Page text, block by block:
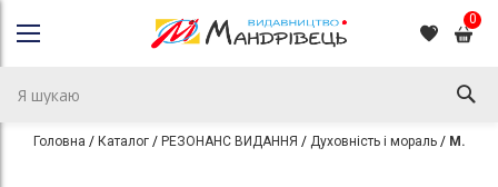
0
Головна Каталог РЕЗОНАНС ВИДАННЯ Духовність і мораль Мій записник мудрих рішень